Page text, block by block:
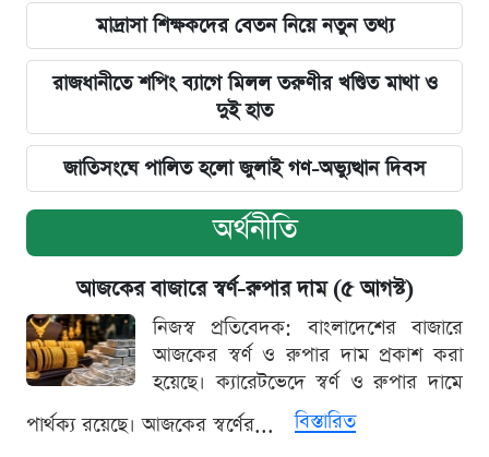
মাদ্রাসা শিক্ষকদের বেতন নিয়ে নতুন তথ্য
রাজধানীতে শপিং ব্যাগে মিলল তরুণীর খণ্ডিত মাথা ও
দুই হাত
জাতিসংঘে পালিত হলো জুলাই গণ-অভ্যুত্থান দিবস
অর্থনীতি
আজকের বাজারে স্বর্ণ-রুপার দাম (৫ আগস্ট)
নিজস্ব প্রতিবেদক: বাংলাদেশের বাজারে
আজকের স্বর্ণ ও রুপার দাম প্রকাশ করা
হয়েছে। ক্যারেটভেদে স্বর্ণ ও রুপার দামে
পার্থক্য রয়েছে। আজকের স্বর্ণের...
বিস্তারিত